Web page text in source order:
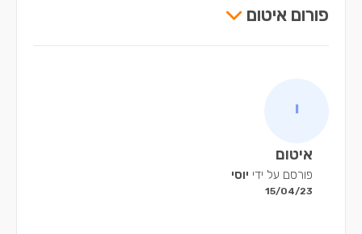
פורום איטום
איטום
פורסם על ידי יוסי
15/04/23